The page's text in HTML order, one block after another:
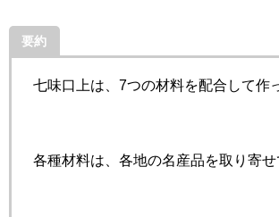
要約
七味口上は、7つの材料を配合して作
各種材料は、各地の名産品を取り寄せ